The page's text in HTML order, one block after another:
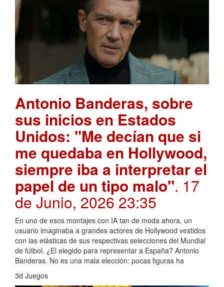
Antonio Banderas, sobre
sus inicios en Estados
Unidos: "Me decían que si
me quedaba en Hollywood,
siempre iba a interpretar el
papel de un tipo malo". 17
de Junio, 2026 23:35
En uno de esos montajes con IA tan de moda ahora, un
usuario imaginaba a grandes actores de Hollywood vestidos
con las elásticas de sus respectivas selecciones del Mundial
de fútbol. ¿El elegido para representar a España? Antonio
Banderas. No es una mala elección: pocas figuras ha
3d Juegos